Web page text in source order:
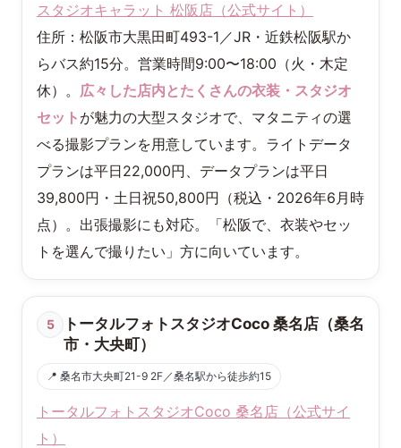
スタジオキャラット 松阪店（公式サイト）
住所：松阪市大黒田町493-1／JR・近鉄松阪駅か
らバス約15分。営業時間9:00〜18:00（火・木定
休）。 広々した店内とたくさんの衣装・スタジオ
セット が魅力の大型スタジオで、マタニティの選
べる撮影プランを用意しています。ライトデータ
プランは平日22,000円、データプランは平日
39,800円・土日祝50,800円（税込・2026年6月時
点）。出張撮影にも対応。「松阪で、衣装やセッ
トを選んで撮りたい」方に向いています。
5
トータルフォトスタジオCoco 桑名店（桑名
市・大央町）
📍 桑名市大央町21-9 2F／桑名駅から徒歩約15
トータルフォトスタジオCoco 桑名店（公式サイ
ト）